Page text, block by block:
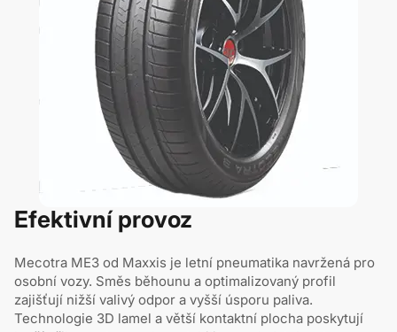
Efektivní provoz
Mecotra ME3 od Maxxis je letní pneumatika navržená pro
osobní vozy. Směs běhounu a optimalizovaný profil
zajišťují nižší valivý odpor a vyšší úsporu paliva.
Technologie 3D lamel a větší kontaktní plocha poskytují